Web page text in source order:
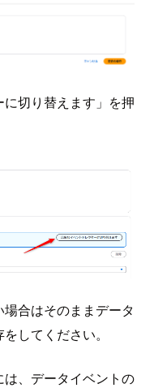
切り替えます」を押
合はそのままデータ
してください。
、データイベントの